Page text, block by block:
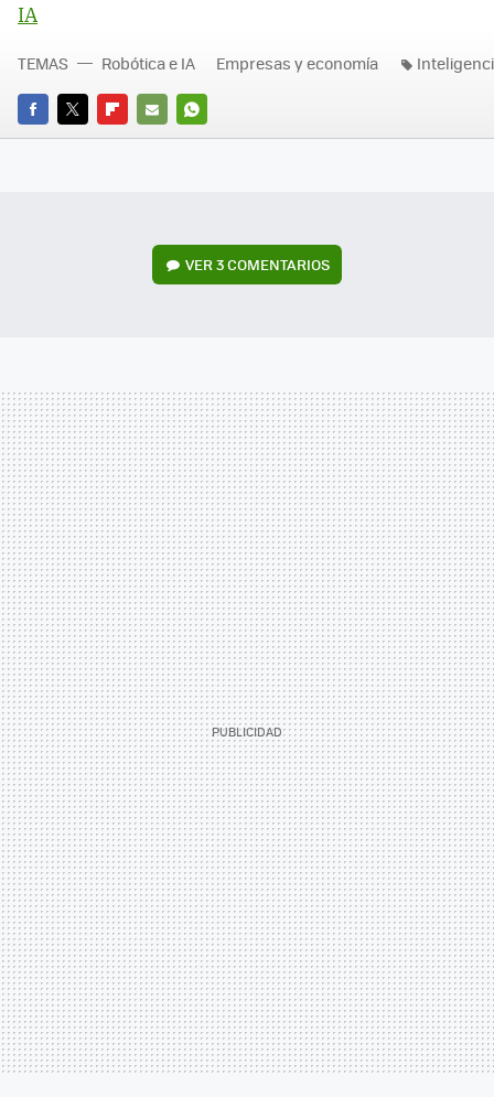
IA
FACEBOOK
TWITTERFLIPBOARD
E-
WHATSAPP
TEMAS Robótica e IA Empresas y economía
VER3 COMENTARIOS